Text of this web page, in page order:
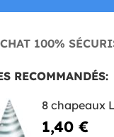
100%
RECOMMANDÉS:
8 chapeaux
1,40 €